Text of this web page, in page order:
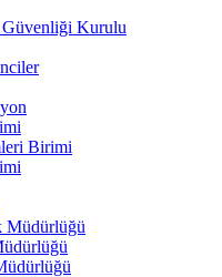
Güvenliği Kurulu
Birimi
Müdürlüğü